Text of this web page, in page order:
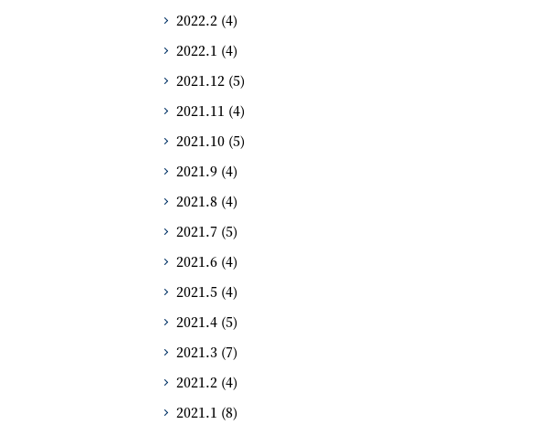
2022.2 (4)
2022.1 (4)
2021.12 (5)
2021.11 (4)
2021.10 (5)
2021.9 (4)
2021.8 (4)
2021.7 (5)
2021.6 (4)
2021.5 (4)
2021.4 (5)
2021.3 (7)
2021.2 (4)
2021.1 (8)